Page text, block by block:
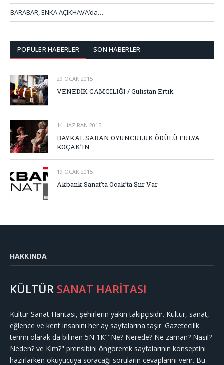
BARABAR, ENKA AÇIKHAVA’da…
POPÜLER HABERLER SON HABERLER
29 OCAK 2015
VENEDİK CAMCILIĞI / Gülistan Ertik
14 HAZIRAN 2015
BAYKAL SARAN OYUNCULUK ÖDÜLÜ FULYA
KOÇAK’IN…
19 OCAK 2015
Akbank Sanat’ta Ocak’ta Şiir Var
HAKKINDA
KÜLTÜR SANAT HARİTASI
Kültür Sanat Haritası, şehirlerin yakın takipçisidir. Kültür, sanat,
eğlence ve kent insanını her ay sayfalarına taşır. Gazetecilik
terimi olarak da bilinen 5N 1K""Ne? Nerede? Ne zaman? Nasıl?
Neden? ve Kim?" prensibini öngörerek sayfalarının konseptini
hazırlarken okuyucuya soracağı soruların cevaplarını verir. Bu